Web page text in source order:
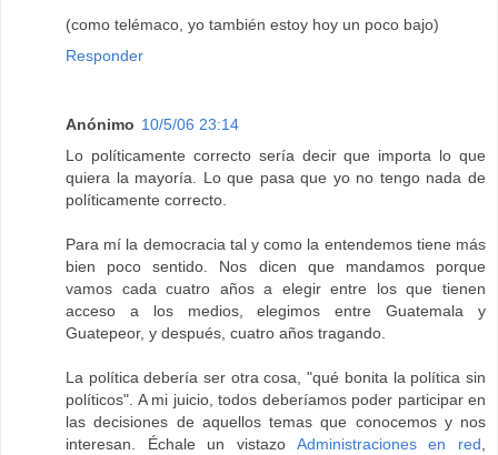
(como telémaco, yo también estoy hoy un poco bajo)
Responder
Anónimo 10/5/06 23:14
Lo políticamente correcto sería decir que importa lo que
quiera la mayoría. Lo que pasa que yo no tengo nada de
políticamente correcto.
Para mí la democracia tal y como la entendemos tiene más
bien poco sentido. Nos dicen que mandamos porque
vamos cada cuatro años a elegir entre los que tienen
acceso a los medios, elegimos entre Guatemala y
Guatepeor, y después, cuatro años tragando.
La política debería ser otra cosa, "qué bonita la política sin
políticos". A mi juicio, todos deberíamos poder participar en
las decisiones de aquellos temas que conocemos y nos
interesan. Échale un vistazo Administraciones en red